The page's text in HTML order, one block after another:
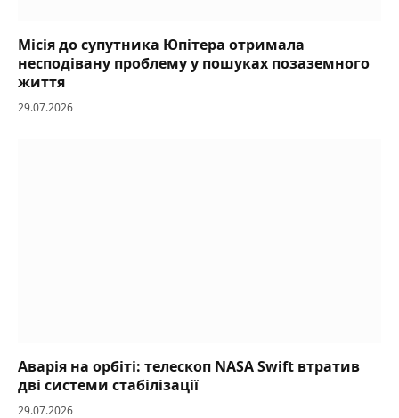
Місія до супутника Юпітера отримала
несподівану проблему у пошуках позаземного
життя
29.07.2026
Аварія на орбіті: телескоп NASA Swift втратив
дві системи стабілізації
29.07.2026